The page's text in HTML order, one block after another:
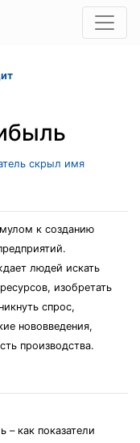
скрыл имя
к созданию
людей искать
изобретать
спрос,
нововведения,
производства.
– как показатели